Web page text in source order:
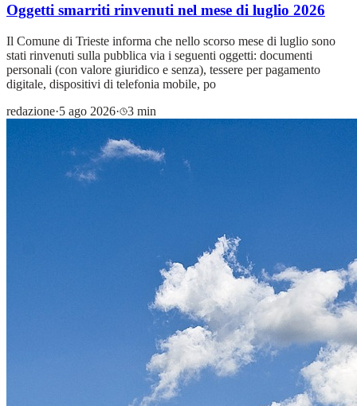
Oggetti smarriti rinvenuti nel mese di luglio 2026
Il Comune di Trieste informa che nello scorso mese di luglio sono
stati rinvenuti sulla pubblica via i seguenti oggetti: documenti
personali (con valore giuridico e senza), tessere per pagamento
digitale, dispositivi di telefonia mobile, po
redazione·5 ago 2026· 3 min